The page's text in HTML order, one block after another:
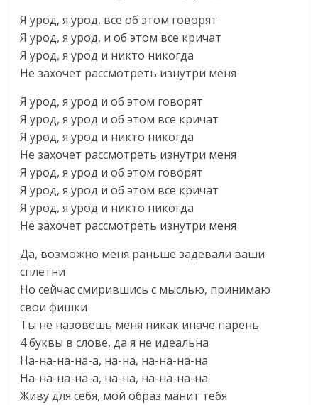
Я урод, я урод, все об этом говорят
Я урод, я урод, и об этом все кричат
Я урод, я урод и никто никогда
Не захочет рассмотреть изнутри меня
Я урод, я урод и об этом говорят
Я урод, я урод и об этом все кричат
Я урод, я урод и никто никогда
Не захочет рассмотреть изнутри меня
Я урод, я урод и об этом говорят
Я урод, я урод и об этом все кричат
Я урод, я урод и никто никогда
Не захочет рассмотреть изнутри меня
Да, возможно меня раньше задевали ваши
сплетни
Но сейчас смирившись с мыслью, принимаю
свои фишки
Ты не назовешь меня никак иначе парень
4 буквы в слове, да я не идеальна
На-на-на-на-а, на-на, на-на-на-на
На-на-на-на-а, на-на, на-на-на-на
Живу для себя, мой образ манит тебя